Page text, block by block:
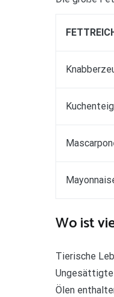
Wo ist
Tierische
Ungesättigte
Ölen